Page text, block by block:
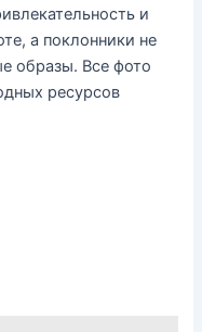
и
а поклонники не
образы. Все фото
ресурсов